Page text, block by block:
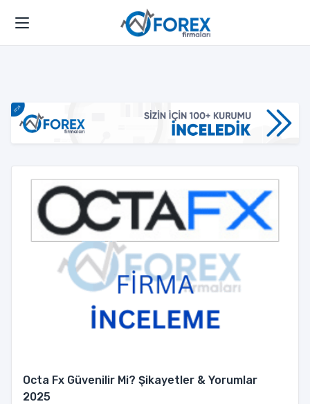
Octa Fx Güvenilir Mi? Şikayetler & Yorumlar
2025